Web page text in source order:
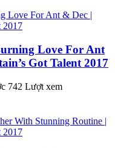
Love For Ant
Got Talent 2017
742 Lượt xem